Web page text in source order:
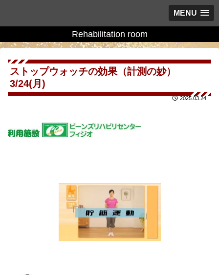
MENU
Rehabilitation room
ストップウォッチの効果（計測の妙）
3/24(月)
2025.03.24